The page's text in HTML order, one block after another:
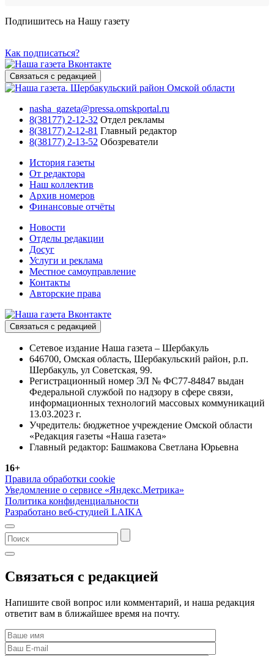
Подпишитесь на Нашу газету
Как подписаться?
Связаться с редакцией
nasha_gazeta@pressa.omskportal.ru
8(38177) 2-12-32 Отдел рекламы
8(38177) 2-12-81 Главный редактор
8(38177) 2-13-52 Обозреватели
История газеты
От редактора
Наш коллектив
Архив номеров
Финансовые отчёты
Новости
Отделы редакции
Досуг
Услуги и реклама
Местное самоуправление
Контакты
Авторские права
Связаться с редакцией
Сетевое издание Наша газета – Шербакуль
646700, Омская область, Шербакульский район, р.п.
Шербакуль, ул Советская, 99.
Регистрационный номер ЭЛ № ФС77-84847 выдан
Федеральной службой по надзору в сфере связи,
информационных технологий массовых коммуникаций
13.03.2023 г.
Учредитель: бюджетное учреждение Омской области
«Редакция газеты «Наша газета»
Главный редактор: Башмакова Светлана Юрьевна
16+
Правила обработки cookie
Уведомление о сервисе «Яндекс.Метрика»
Политика конфиденциальности
Разработано веб-студией LAIKA
Связаться с редакцией
Напишите свой вопрос или комментарий, и наша редакция
ответит вам в ближайшее время на почту.